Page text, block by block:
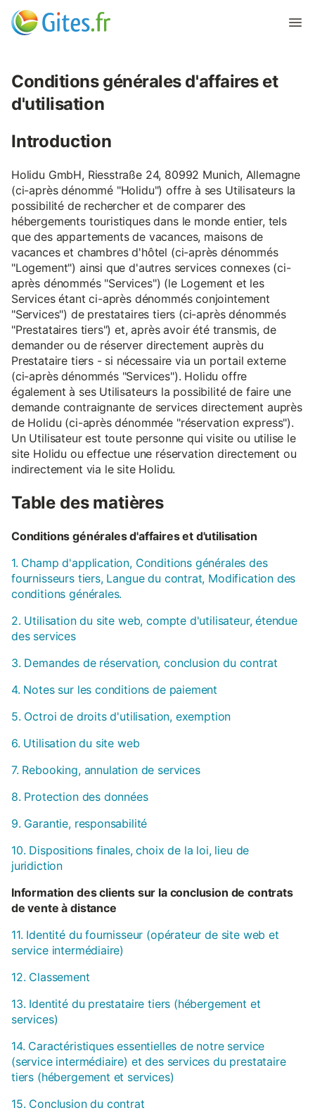
Conditions générales d'affaires et
d'utilisation
Introduction
Holidu GmbH, Riesstraße 24, 80992 Munich, Allemagne
(ci-après dénommé "Holidu") offre à ses Utilisateurs la
possibilité de rechercher et de comparer des
hébergements touristiques dans le monde entier, tels
que des appartements de vacances, maisons de
vacances et chambres d'hôtel (ci-après dénommés
"Logement") ainsi que d'autres services connexes (ci-
après dénommés "Services") (le Logement et les
Services étant ci-après dénommés conjointement
"Services") de prestataires tiers (ci-après dénommés
"Prestataires tiers") et, après avoir été transmis, de
demander ou de réserver directement auprès du
Prestataire tiers - si nécessaire via un portail externe
(ci-après dénommés "Services"). Holidu offre
également à ses Utilisateurs la possibilité de faire une
demande contraignante de services directement auprès
de Holidu (ci-après dénommée "réservation express").
Un Utilisateur est toute personne qui visite ou utilise le
site Holidu ou effectue une réservation directement ou
indirectement via le site Holidu.
Table des matières
Conditions générales d'affaires et d'utilisation
1. Champ d'application, Conditions générales des
fournisseurs tiers, Langue du contrat, Modification des
conditions générales.
2. Utilisation du site web, compte d'utilisateur, étendue
des services
3. Demandes de réservation, conclusion du contrat
4. Notes sur les conditions de paiement
5. Octroi de droits d'utilisation, exemption
6. Utilisation du site web
7. Rebooking, annulation de services
8. Protection des données
9. Garantie, responsabilité
10. Dispositions finales, choix de la loi, lieu de
juridiction
Information des clients sur la conclusion de contrats
de vente à distance
11. Identité du fournisseur (opérateur de site web et
service intermédiaire)
12. Classement
13. Identité du prestataire tiers (hébergement et
services)
14. Caractéristiques essentielles de notre service
(service intermédiaire) et des services du prestataire
tiers (hébergement et services)
15. Conclusion du contrat